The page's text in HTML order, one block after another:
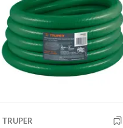
TRUPER